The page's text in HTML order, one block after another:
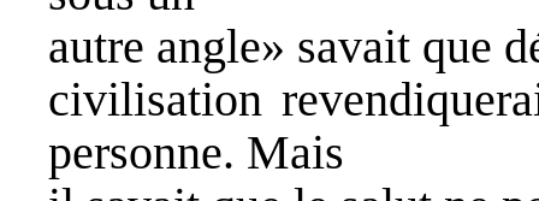
autre angle» savait que
civilisation
personne. Mais